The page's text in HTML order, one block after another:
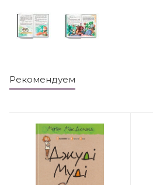
Рекомендуем